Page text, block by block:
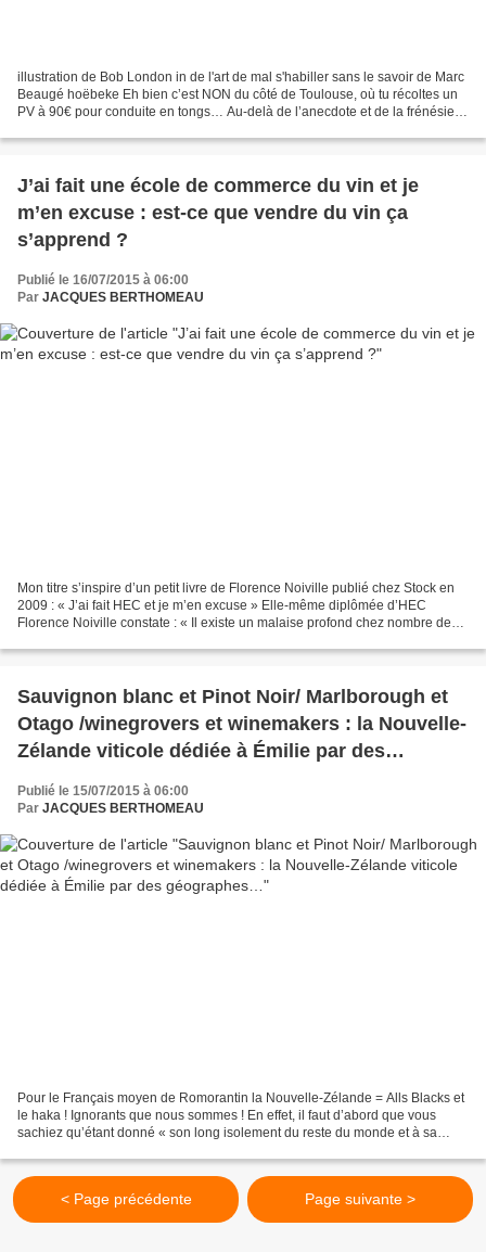
illustration de Bob London in de l'art de mal s'habiller sans le savoir de Marc
Beaugé hoëbeke Eh bien c’est NON du côté de Toulouse, où tu récoltes un
PV à 90€ pour conduite en tongs… Au-delà de l’anecdote et de la frénésie
J’ai fait une école de commerce du vin et je
m’en excuse : est-ce que vendre du vin ça
s’apprend ?
Publié le 16/07/2015 à 06:00
Par JACQUES BERTHOMEAU
Mon titre s’inspire d’un petit livre de Florence Noiville publié chez Stock en
2009 : « J’ai fait HEC et je m’en excuse » Elle-même diplômée d’HEC
Florence Noiville constate : « Il existe un malaise profond chez nombre de
Sauvignon blanc et Pinot Noir/ Marlborough et
Otago /winegrovers et winemakers : la Nouvelle-
Zélande viticole dédiée à Émilie par des
Publié le 15/07/2015 à 06:00
Par JACQUES BERTHOMEAU
Pour le Français moyen de Romorantin la Nouvelle-Zélande = Alls Blacks et
le haka ! Ignorants que nous sommes ! En effet, il faut d’abord que vous
sachiez qu’étant donné « son long isolement du reste du monde et à sa
< Page précédente Page suivante >